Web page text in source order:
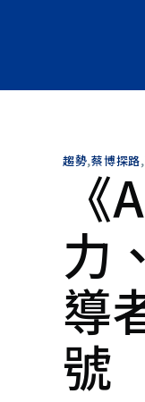
趨勢,蔡博探路,
力
導
號
現任人工智慧科技基金會
美國加州大學洛杉磯分校
所博士班畢業，擅長大型
來醉心於AI演算法應用並
負責過的AI專案包括「紡
色」、「癌症病人存活率
互動辨識」、「人物智慧
移」、「超解析斷層掃描
撲相變智慧辨識」等。